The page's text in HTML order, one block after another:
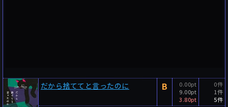
だから捨ててと言ったのに B
0.00pt
9.00pt
3.80pt
0件
1件
5件